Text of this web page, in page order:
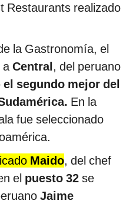
Restaurants realizado
la Gastronomía, el
aCentral, del peruano
el segundo mejor del
En la
fue seleccionado
Maido, del chef
el puesto 32 se
Jaime